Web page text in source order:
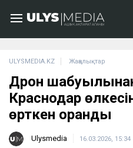
ULYSMEDIA.KZ Жаңалықтар
Дрон шабуылынан
Краснодар
өрткен оранды
Ulysmedia 16.03.2026, 15:34